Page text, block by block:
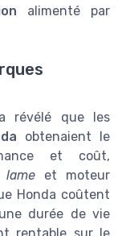
alimenté par
révélé que les
obtenaient le
et coût,
lame et moteur
Honda coûtent
durée de vie